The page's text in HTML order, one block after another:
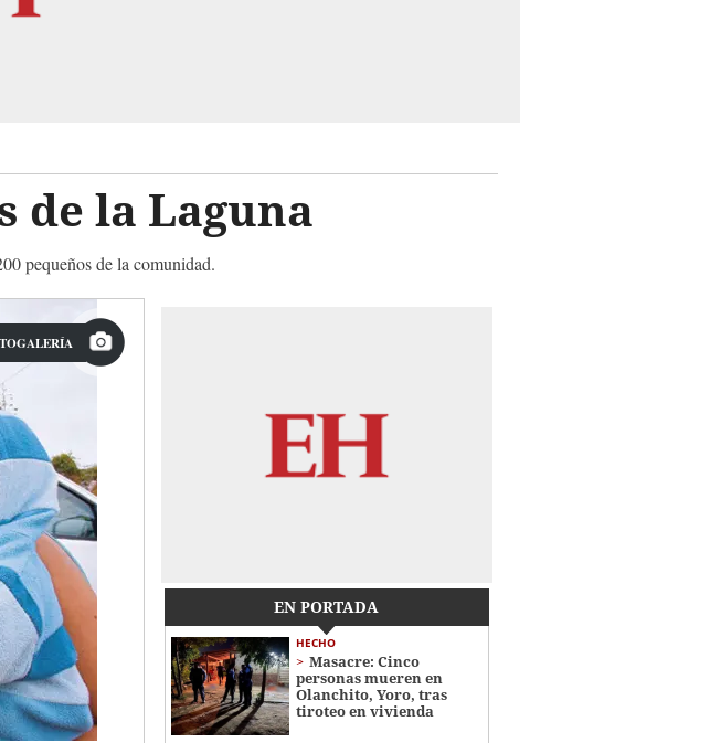
de la Laguna
pequeños de la comunidad.
EN PORTADA
HECHO
Masacre: Cinco
personas mueren en
Olanchito, Yoro, tras
tiroteo en vivienda